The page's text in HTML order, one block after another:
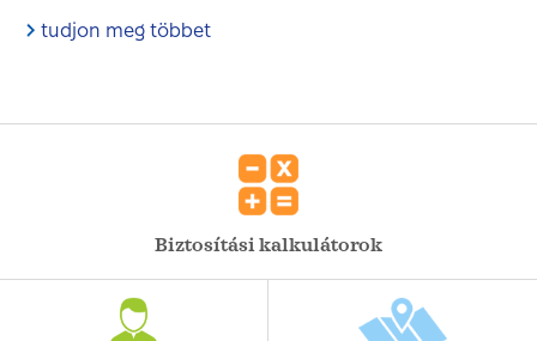
tudjon meg többet
Biztosítási kalkulátorok